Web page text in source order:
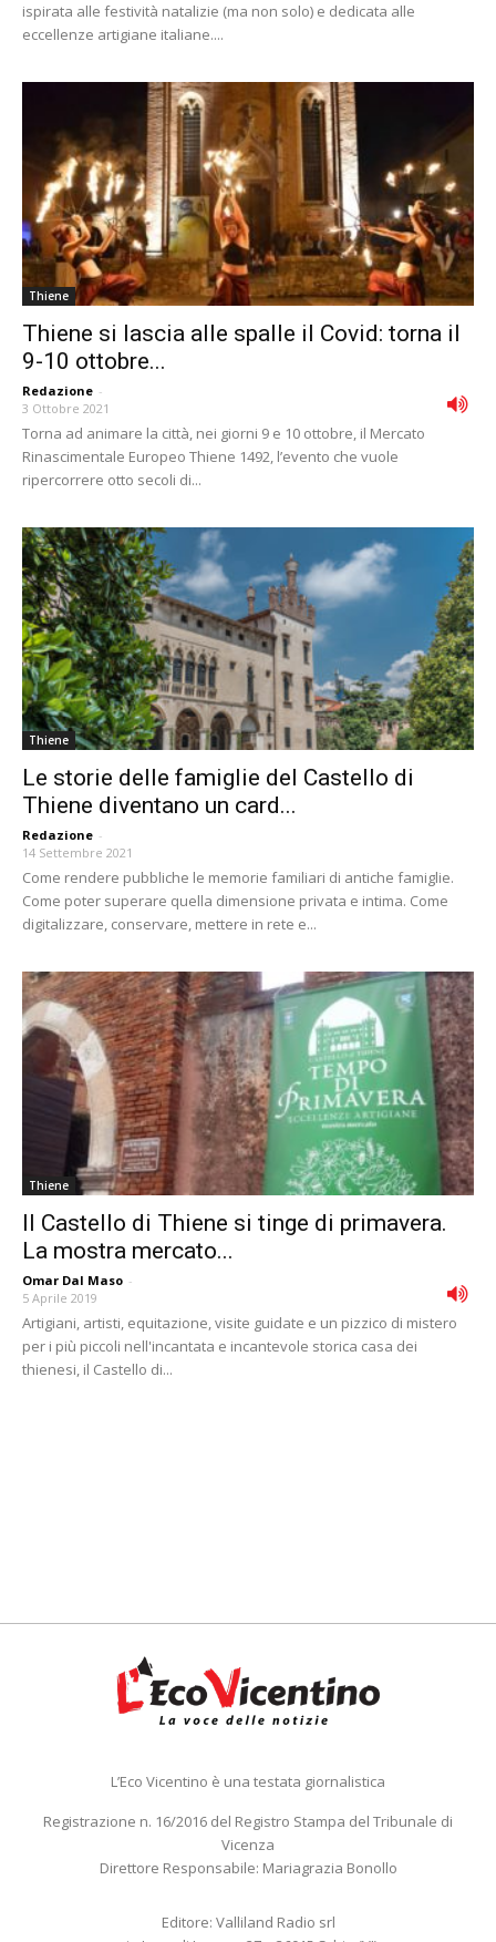
ispirata alle festività natalizie (ma non solo) e dedicata alle
eccellenze artigiane italiane....
Thiene
Thiene si lascia alle spalle il Covid: torna il
9-10 ottobre...
Redazione -
3 Ottobre 2021
Torna ad animare la città, nei giorni 9 e 10 ottobre, il Mercato
Rinascimentale Europeo Thiene 1492, l’evento che vuole
ripercorrere otto secoli di...
Thiene
Le storie delle famiglie del Castello di
Thiene diventano un card...
Redazione -
14 Settembre 2021
Come rendere pubbliche le memorie familiari di antiche famiglie.
Come poter superare quella dimensione privata e intima. Come
digitalizzare, conservare, mettere in rete e...
Thiene
Il Castello di Thiene si tinge di primavera.
La mostra mercato...
Omar Dal Maso -
5 Aprile 2019
Artigiani, artisti, equitazione, visite guidate e un pizzico di mistero
per i più piccoli nell'incantata e incantevole storica casa dei
thienesi, il Castello di...
L’Eco Vicentino è una testata giornalistica
Registrazione n. 16/2016 del Registro Stampa del Tribunale di
Vicenza
Direttore Responsabile: Mariagrazia Bonollo
Editore: Valliland Radio srl